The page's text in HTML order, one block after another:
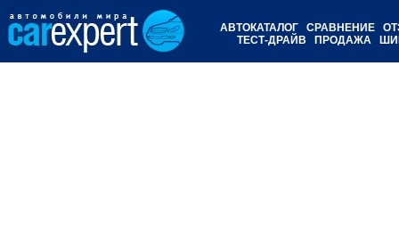
АВТОКАТАЛОГ СРАВНЕНИЕ
ТЕСТ-ДРАЙВ
ПРОДАЖА